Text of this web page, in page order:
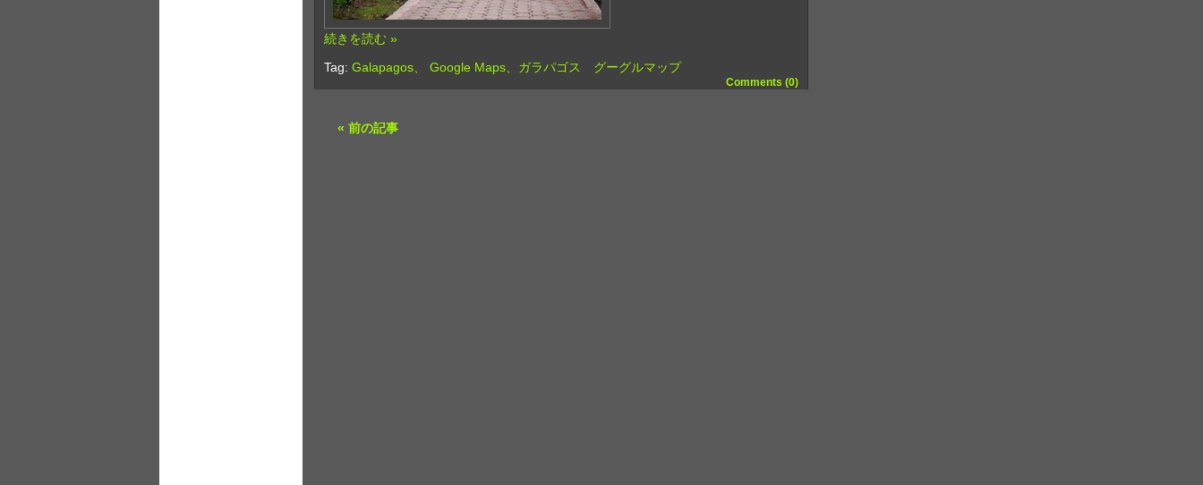
続きを読む »
Tag: Galapagos、 Google Maps、ガラパゴス グーグルマップ
Comments (0)
« 前の記事